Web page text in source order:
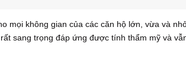
mọi không gian của các căn hộ lớn, vừa và
sang trọng đáp ứng được tính thẩm mỹ và